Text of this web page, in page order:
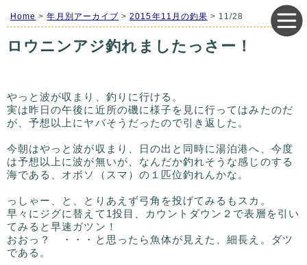
Home >年月別アーカイブ >2015年11月の釣果 > 11/28
ロウニンアジ釣れましたっさー！
やっと波が収まり、釣りに行ける。
実は昨日の午後に近所の磯に様子を見に行ってはみたのだ
が、予想以上にヤバそうだったので引き返した。
今朝はやっと波が収まり、日の出と同時に湯泊港へ、今度
は予想以上に波が無いが、なんだか釣れそうな感じのする
海である、オボソ（スマ）の１匹位釣れんかな。
っしゃー、と、とりあえず弓角を投げてみるもスカ。
早々にジグに替えて1投目、カウントダウン２で表層を引い
てみると早速ガツン！
おおっ？ ・・・と思ったら魚体が見えた、細長え。ダツ
である。